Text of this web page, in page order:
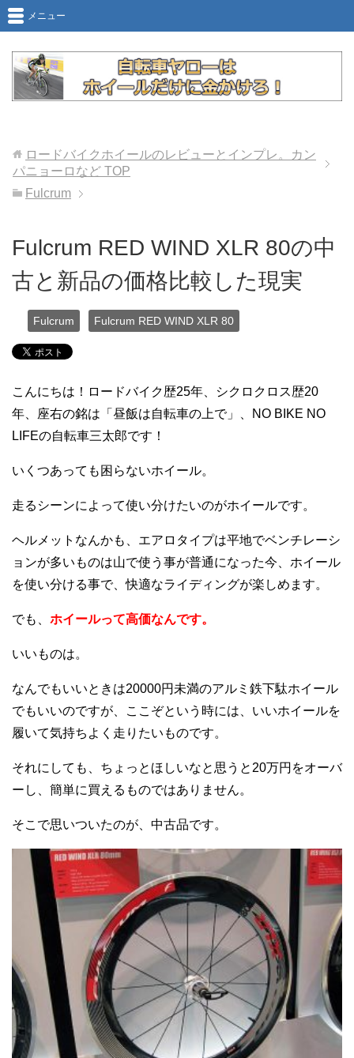
メニュー
ロードバイクホイールのレビューとインプレ。カン
パニョーロなど TOP
Fulcrum
Fulcrum RED WIND XLR 80の中
古と新品の価格比較した現実
Fulcrum Fulcrum RED WIND XLR 80
こんにちは！ロードバイク歴25年、シクロクロス歴20
年、座右の銘は「昼飯は自転車の上で」、NO BIKE NO
LIFEの自転車三太郎です！
いくつあっても困らないホイール。
走るシーンによって使い分けたいのがホイールです。
ヘルメットなんかも、エアロタイプは平地でベンチレーシ
ョンが多いものは山で使う事が普通になった今、ホイール
を使い分ける事で、快適なライディングが楽しめます。
でも、 ホイールって高価なんです。
いいものは。
なんでもいいときは20000円未満のアルミ鉄下駄ホイール
でもいいのですが、ここぞという時には、いいホイールを
履いて気持ちよく走りたいものです。
それにしても、ちょっとほしいなと思うと20万円をオーバ
ーし、簡単に買えるものではありません。
そこで思いついたのが、中古品です。